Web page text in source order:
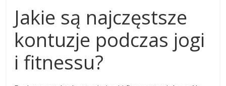
Jakie są najczęstsze
kontuzje podczas jogi
i fitnessu?